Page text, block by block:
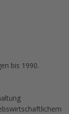
bis 1990.